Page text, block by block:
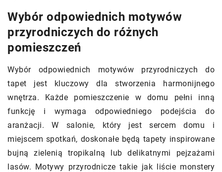
Wybór odpowiednich motywów
przyrodniczych do różnych
pomieszczeń
Wybór odpowiednich motywów przyrodniczych do
tapet jest kluczowy dla stworzenia harmonijnego
wnętrza. Każde pomieszczenie w domu pełni inną
funkcję i wymaga odpowiedniego podejścia do
aranżacji. W salonie, który jest sercem domu i
miejscem spotkań, doskonałe będą tapety inspirowane
bujną zielenią tropikalną lub delikatnymi pejzażami
lasów. Motywy przyrodnicze takie jak liście monstery